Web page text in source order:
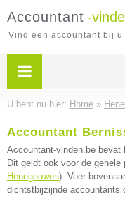
Accountant -
Vind een accountant bij
U bent nu hier: Home »
Accountant
Accountant-vinden.be bevat
Dit geldt ook voor de gehele
Henegouwen). Voer
dichtstbijzijnde accountants